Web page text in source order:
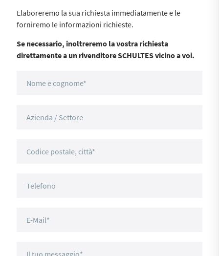
Elaboreremo la sua richiesta immediatamente e le
forniremo le informazioni richieste.
Se necessario, inoltreremo la vostra richiesta
direttamente a un rivenditore SCHULTES vicino a voi.